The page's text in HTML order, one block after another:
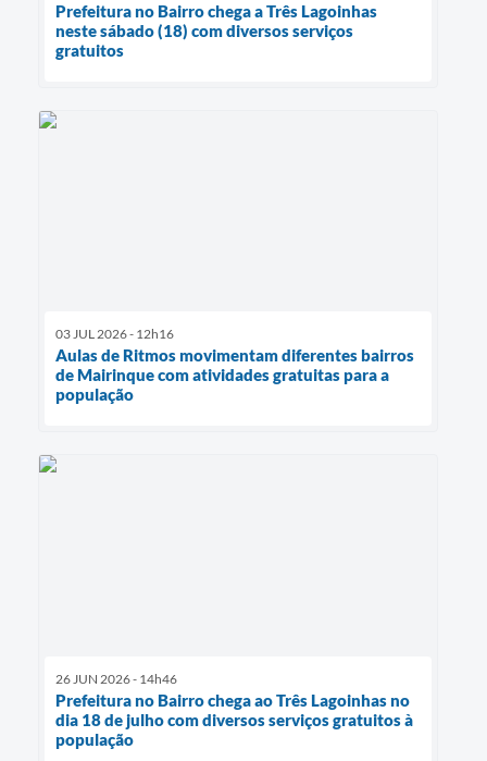
Prefeitura no Bairro chega a Três Lagoinhas
neste sábado (18) com diversos serviços
gratuitos
03 JUL 2026 - 12h16
Aulas de Ritmos movimentam diferentes bairros
de Mairinque com atividades gratuitas para a
população
26 JUN 2026 - 14h46
Prefeitura no Bairro chega ao Três Lagoinhas no
dia 18 de julho com diversos serviços gratuitos à
população